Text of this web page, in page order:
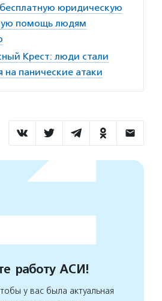
юридическую
помощь людям
Крест: люди стали
на панические атаки
работу АСИ!
у вас была актуальная